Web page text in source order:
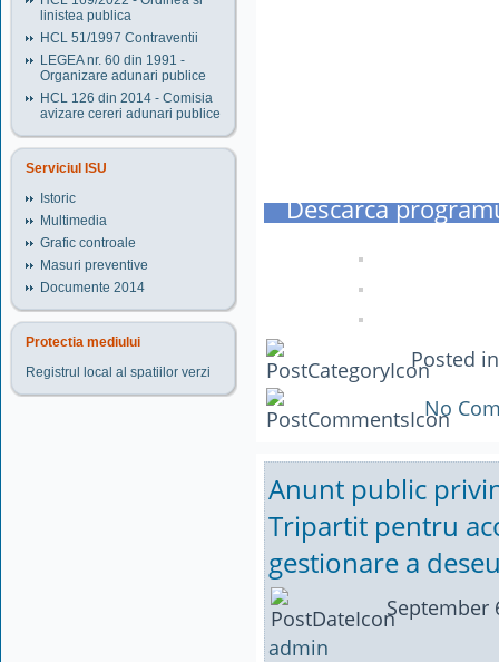
linistea publica
HCL 51/1997 Contraventii
LEGEA nr. 60 din 1991 -
Organizare adunari publice
HCL 126 din 2014 - Comisia
avizare cereri adunari publice
Serviciul ISU
Istoric
Multimedia
Grafic controale
Masuri preventive
Documente 2014
Protectia mediului
Registrul local al spatiilor verzi
Descarca
Posted
No
Anunt public
Tripartit pentru
gestionare a
admin